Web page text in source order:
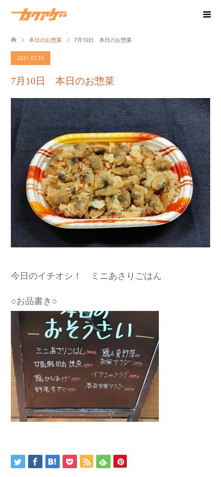
本日のお惣菜 7月10日 本日のお惣菜
2021.07.10
7月10日 本日のお惣菜
今日のイチオシ！ ミニあさりごはん
○お品書き○